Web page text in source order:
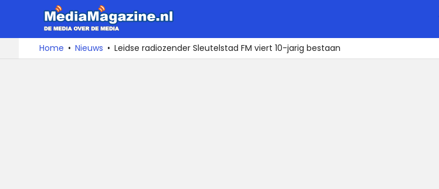
naar
De
media
over
Home Nieuws Leidse radiozender Sleutelstad FM viert 10-jarig bestaan